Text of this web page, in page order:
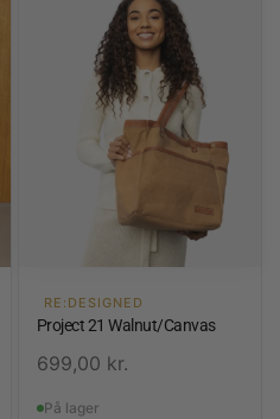
RE:DESIGNED
Project 21 Walnut/Canvas
699,00 kr.
På lager